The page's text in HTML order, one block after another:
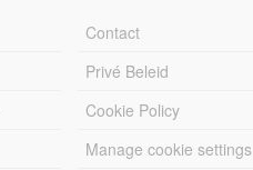
Contact
Privé Beleid
Cookie Policy
Manage cookie settings